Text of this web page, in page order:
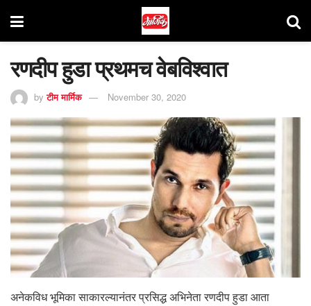
रणदीप हुडा प्रथमच वेबविश्वात
by टीम मार्मिक November 30, 2020
अनेकविध भूमिका साकारल्यानंतर प्रसिद्ध अभिनेता रणदीप हुडा आता